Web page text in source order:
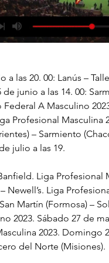
a las 20. 00: Lanús –
junio a las 14. 00:
Federal A Masculino
Profesional Masculina
– Sarmiento
julio a las 19.
Liga Profesional
– Newell’s. Liga
Martín (Formosa) –
2023. Sábado 27 de
2023. Domingo
del Norte (Misiones).